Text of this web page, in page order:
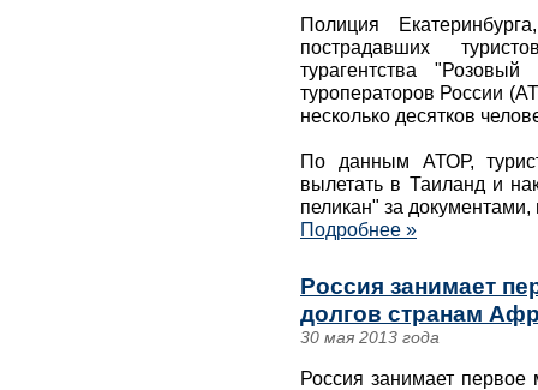
Полиция
пострадавших
турагентства
туроператоров России
несколько десятков
По данным АТОР,
вылетать в Таиланд и
пеликан" за
Подробнее »
Россия занимает
долгов странам
30 мая 2013 года
Россия занимает